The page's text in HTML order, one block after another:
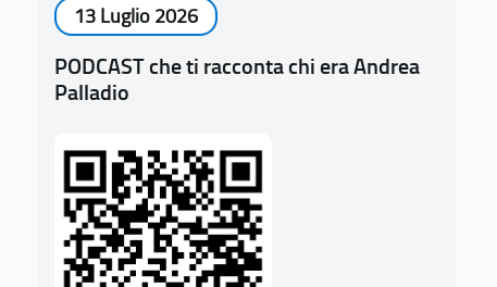
13 Luglio 2026
PODCAST che ti racconta chi era Andrea
Palladio